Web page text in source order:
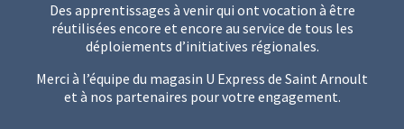
Des apprentissages à venir qui ont vocation à être
réutilisées encore et encore au service de tous les
déploiements d’initiatives régionales.
Merci à l’équipe du magasin U Express de Saint Arnoult
et à nos partenaires pour votre engagement.